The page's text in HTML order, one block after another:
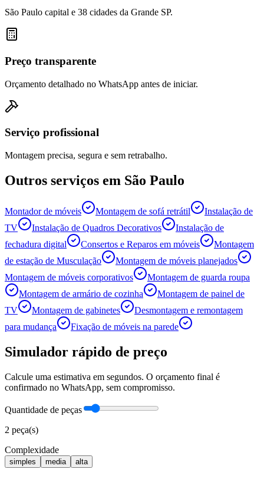
São Paulo capital e 38 cidades da Grande SP.
Preço transparente
Orçamento detalhado no WhatsApp antes de iniciar.
Serviço profissional
Montagem precisa, segura e sem retrabalho.
Outros serviços em São Paulo
Montador de móveis Montagem de sofá retrátil
Instalação de
TV
Instalação de Quadros Decorativos
Instalação de
fechadura digital
Consertos e Reparos em móveis
Montagem
de estação de Musculação
Montagem de móveis planejados
Montagem de móveis corporativos
Montagem de guarda roupa
Montagem de armário de cozinha
Montagem de painel de
TV
Montagem de gabinetes
Desmontagem e remontagem
para mudança
Fixação de móveis na parede
Simulador rápido de preço
Calcule uma estimativa em segundos. O orçamento final é
confirmado no WhatsApp, sem compromisso.
Quantidade de peças
2 peça(s)
Complexidade
simples media alta